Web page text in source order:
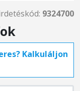
9324700
Kalkuláljon